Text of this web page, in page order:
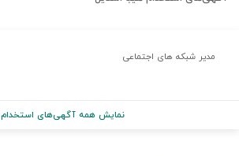
مدیر شبکه های اجتماعی
نمایش همه آگهی‌های استخدام